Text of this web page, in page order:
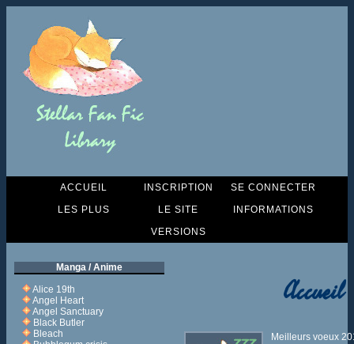
ACCUEIL INSCRIPTION
SE CONNECTER
LES PLUS
LE SITE
INFORMATIONS
VERSIONS
Manga / Anime
Alice 19th
Angel Heart
Angel Sanctuary
Black Butler
Bleach
Accueil
Meilleurs voeux